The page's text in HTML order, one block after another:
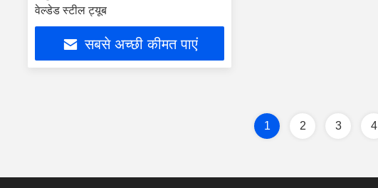
वेल्डेड स्टील ट्यूब
सबसे अच्छी कीमत पाएं
1 2 3 4